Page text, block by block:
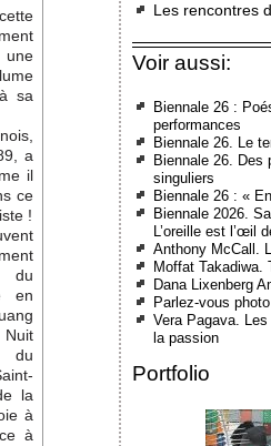
une
sa
a
il
ce
!
du
en
du
la
à
à
Les rencontres
Voir aussi:
Biennale 26 :
performances
Biennale 26. Le
Biennale 26. Des
singuliers
Biennale 26 : «
Biennale 2026.
L’oreille est l’œil
Anthony McCall.
Moffat Takadiwa.
Dana Lixenberg
Parlez-vous
Vera Pagava.
la passion
Portfolio